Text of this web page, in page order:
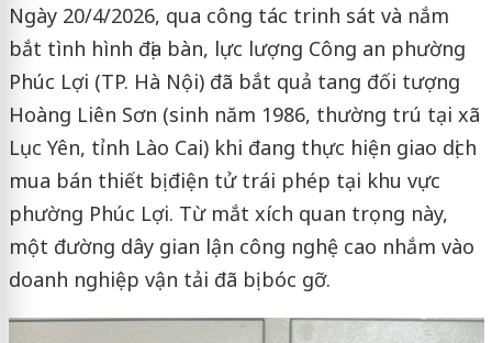
Ngày 20/4/2026, qua công tác trinh sát và nắm
bắt tình hình địa bàn, lực lượng Công an phường
Phúc Lợi (TP. Hà Nội) đã bắt quả tang đối tượng
Hoàng Liên Sơn (sinh năm 1986, thường trú tại xã
Lục Yên, tỉnh Lào Cai) khi đang thực hiện giao dịch
mua bán thiết bị điện tử trái phép tại khu vực
phường Phúc Lợi. Từ mắt xích quan trọng này,
một đường dây gian lận công nghệ cao nhắm vào
doanh nghiệp vận tải đã bị bóc gỡ.